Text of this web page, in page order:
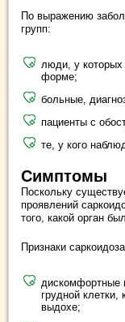
По выражению
групп:
люди, у которых
форме;
больные,
пациенты с
те, у кого
Симптомы
Поскольку
проявлений
того, какой орган
Признаки
дискомфортные
грудной клетки,
выдохе;